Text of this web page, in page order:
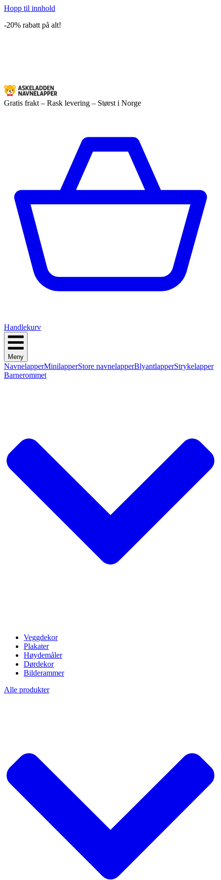
Hopp til innhold
-20% rabatt på alt!
Gratis frakt – Rask levering – Størst i Norge
Handlekurv
Meny
NavnelapperMinilapperStore navnelapperBlyantlapperStrykelapper
Barnerommet
Veggdekor
Plakater
Høydemåler
Dørdekor
Bilderammer
Alle produkter